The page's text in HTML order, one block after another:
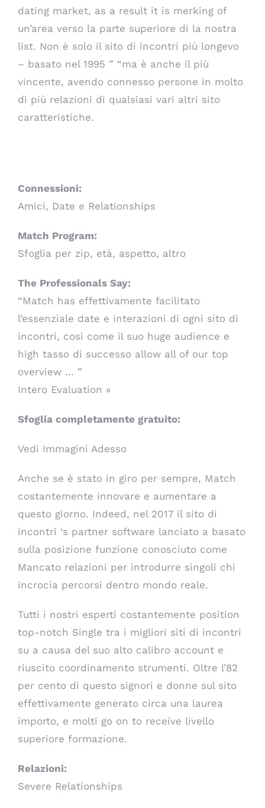
dating market, as a result it is merking of
un’area verso la parte superiore di la nostra
list. Non è solo il sito di incontri più longevo
– basato nel 1995 ” “ma è anche il più
vincente, avendo connesso persone in molto
di più relazioni di qualsiasi vari altri sito
caratteristiche.
Connessioni:
Amici, Date e Relationships
Match Program:
Sfoglia per zip, età, aspetto, altro
The Professionals Say:
“Match has effettivamente facilitato
l’essenziale date e interazioni di ogni sito di
incontri, così come il suo huge audience e
high tasso di successo allow all of our top
overview … ”
Intero Evaluation »
Sfoglia completamente gratuito:
Vedi Immagini Adesso
Anche se è stato in giro per sempre, Match
costantemente innovare e aumentare a
questo giorno. Indeed, nel 2017 il sito di
incontri ‘s partner software lanciato a basato
sulla posizione funzione conosciuto come
Mancato relazioni per introdurre singoli chi
incrocia percorsi dentro mondo reale.
Tutti i nostri esperti costantemente position
top-notch Single tra i migliori siti di incontri
su a causa del suo alto calibro account e
riuscito coordinamento strumenti. Oltre l’82
per cento di questo signori e donne sul sito
effettivamente generato circa una laurea
importo, e molti go on to receive livello
superiore formazione.
Relazioni:
Severe Relationships